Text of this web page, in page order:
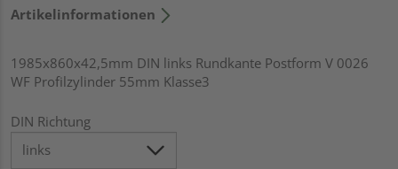
Artikelinformationen
1985x860x42,5mm DIN links Rundkante Postform V 0026
WF Profilzylinder 55mm Klasse3
DIN Richtung